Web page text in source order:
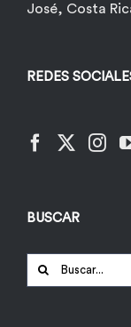
José, Costa
REDES
BUSCAR
Buscar: